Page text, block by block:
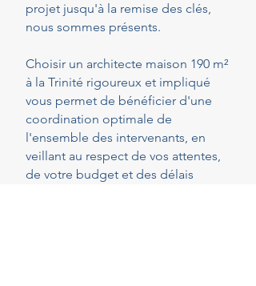
projet jusqu'à la remise des clés,
nous sommes présents.
Choisir un architecte maison 190 m²
à la Trinité rigoureux et impliqué
vous permet de bénéficier d'une
coordination optimale de
l'ensemble des intervenants, en
veillant au respect de vos attentes,
de votre budget et des délais